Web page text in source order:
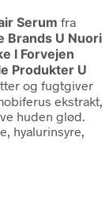
Serum fra
Brands U Nuori
I Forvejen
Produkter U
og fugtgiver
ekstrakt,
huden glød.
hyalurinsyre,